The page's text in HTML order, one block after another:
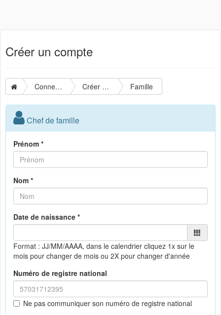
Créer un compte
Connexion Créer un compte Famille
Chef de famille
Prénom *
Nom *
Date de naissance *
Format : JJ/MM/AAAA, dans le calendrier cliquez 1x sur le
mois pour changer de mois ou 2X pour changer d'année
Numéro de registre national
Ne pas communiquer son numéro de registre national